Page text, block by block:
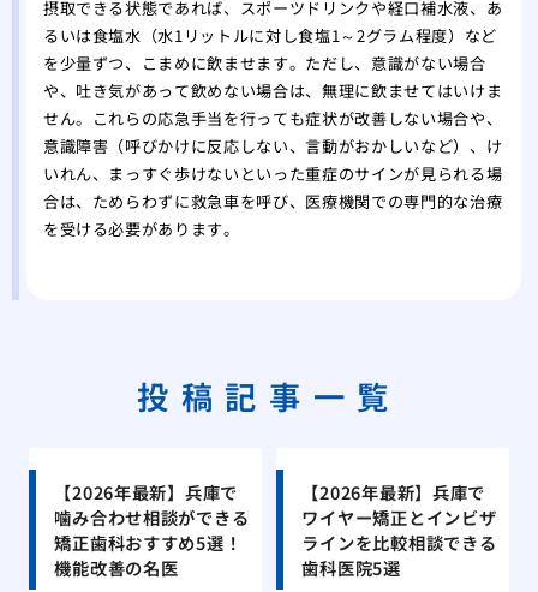
摂取できる状態であれば、スポーツドリンクや経口補水液、あ
るいは食塩水（水1リットルに対し食塩1～2グラム程度）など
を少量ずつ、こまめに飲ませます。ただし、意識がない場合
や、吐き気があって飲めない場合は、無理に飲ませてはいけま
せん。これらの応急手当を行っても症状が改善しない場合や、
意識障害（呼びかけに反応しない、言動がおかしいなど）、け
いれん、まっすぐ歩けないといった重症のサインが見られる場
合は、ためらわずに救急車を呼び、医療機関での専門的な治療
を受ける必要があります。
投稿記事一覧
【2026年最新】兵庫で
噛み合わせ相談ができる
矯正歯科おすすめ5選！
機能改善の名医
【2026年最新】兵庫で
ワイヤー矯正とインビザ
ラインを比較相談できる
歯科医院5選